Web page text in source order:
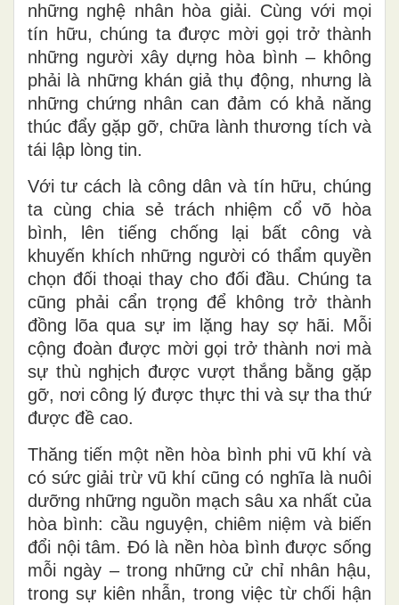
những nghệ nhân hòa giải. Cùng với mọi
tín hữu, chúng ta được mời gọi trở thành
những người xây dựng hòa bình – không
phải là những khán giả thụ động, nhưng là
những chứng nhân can đảm có khả năng
thúc đẩy gặp gỡ, chữa lành thương tích và
tái lập lòng tin.
Với tư cách là công dân và tín hữu, chúng
ta cùng chia sẻ trách nhiệm cổ võ hòa
bình, lên tiếng chống lại bất công và
khuyến khích những người có thẩm quyền
chọn đối thoại thay cho đối đầu. Chúng ta
cũng phải cẩn trọng để không trở thành
đồng lõa qua sự im lặng hay sợ hãi. Mỗi
cộng đoàn được mời gọi trở thành nơi mà
sự thù nghịch được vượt thắng bằng gặp
gỡ, nơi công lý được thực thi và sự tha thứ
được đề cao.
Thăng tiến một nền hòa bình phi vũ khí và
có sức giải trừ vũ khí cũng có nghĩa là nuôi
dưỡng những nguồn mạch sâu xa nhất của
hòa bình: cầu nguyện, chiêm niệm và biến
đổi nội tâm. Đó là nền hòa bình được sống
mỗi ngày – trong những cử chỉ nhân hậu,
trong sự kiên nhẫn, trong việc từ chối hận